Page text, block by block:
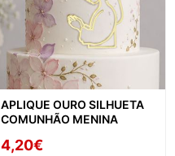
APLIQUE OURO SILHUETA
COMUNHÃO MENINA
4,20€